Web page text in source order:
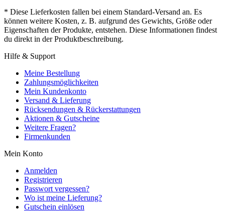
* Diese Lieferkosten fallen bei einem Standard-Versand an. Es
können weitere Kosten, z. B. aufgrund des Gewichts, Größe oder
Eigenschaften der Produkte, entstehen. Diese Informationen findest
du direkt in der Produktbeschreibung.
Hilfe & Support
Meine Bestellung
Zahlungsmöglichkeiten
Mein Kundenkonto
Versand & Lieferung
Rücksendungen & Rückerstattungen
Aktionen & Gutscheine
Weitere Fragen?
Firmenkunden
Mein Konto
Anmelden
Registrieren
Passwort vergessen?
Wo ist meine Lieferung?
Gutschein einlösen